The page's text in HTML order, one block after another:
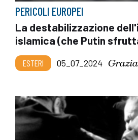
PERICOLI EUROPEI
La destabilizzazione
islamica (che Putin
ESTERI 05_07_2024